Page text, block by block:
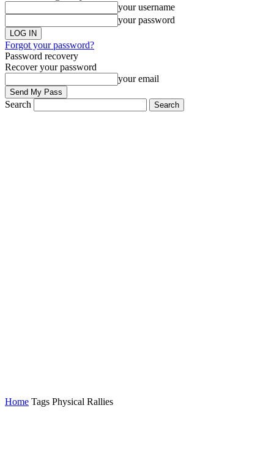
your username
your password
Forgot your password?
Password recovery
Recover your password
your email
Search
Home Tags Physical Rallies